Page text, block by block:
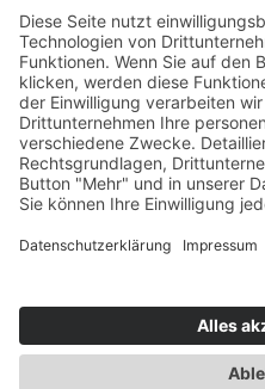
Propylen
Melden Sie sich an,
WeiterlesenQuick View
1
2
3
Next